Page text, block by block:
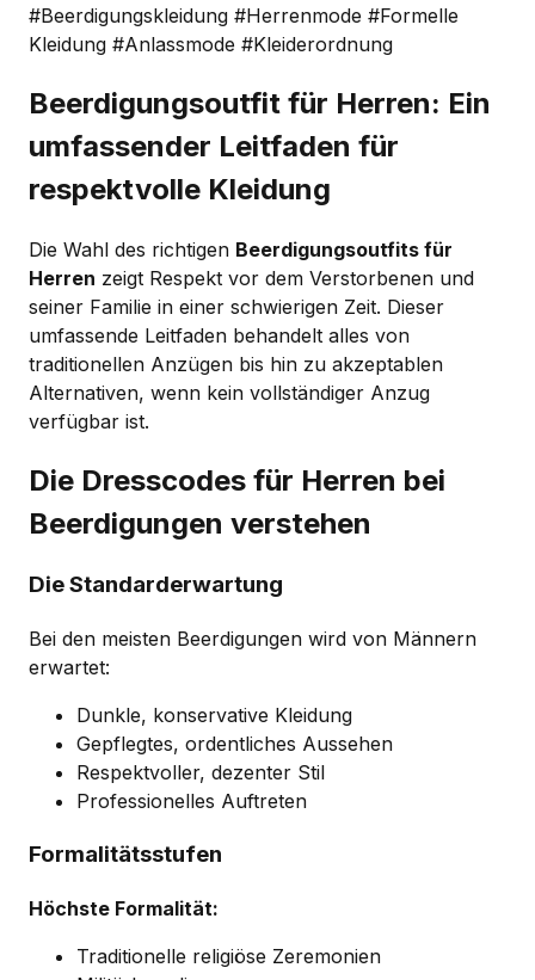
#Beerdigungskleidung #Herrenmode #Formelle
Kleidung #Anlassmode #Kleiderordnung
Beerdigungsoutfit für Herren: Ein
umfassender Leitfaden für
respektvolle Kleidung
Die Wahl des richtigen Beerdigungsoutfits für
Herren zeigt Respekt vor dem Verstorbenen und
seiner Familie in einer schwierigen Zeit. Dieser
umfassende Leitfaden behandelt alles von
traditionellen Anzügen bis hin zu akzeptablen
Alternativen, wenn kein vollständiger Anzug
verfügbar ist.
Die Dresscodes für Herren bei
Beerdigungen verstehen
Die Standarderwartung
Bei den meisten Beerdigungen wird von Männern
erwartet:
Dunkle, konservative Kleidung
Gepflegtes, ordentliches Aussehen
Respektvoller, dezenter Stil
Professionelles Auftreten
Formalitätsstufen
Höchste Formalität:
Traditionelle religiöse Zeremonien